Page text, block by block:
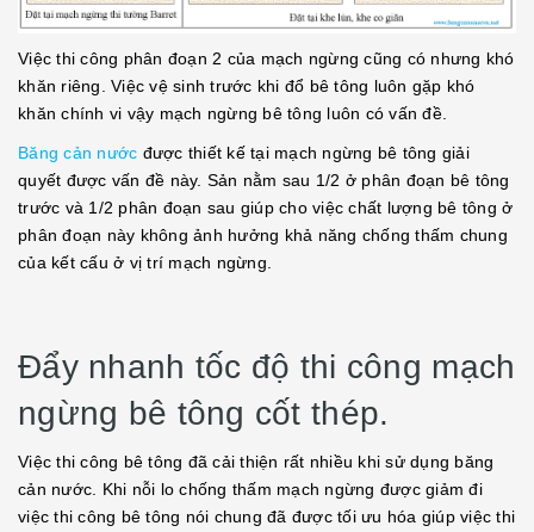
Việc thi công phân đoạn 2 của mạch ngừng cũng có nhưng khó
khăn riêng. Việc vệ sinh trước khi đổ bê tông luôn gặp khó
khăn chính vi vậy mạch ngừng bê tông luôn có vấn đề.
Băng cản nước được thiết kế tại mạch ngừng bê tông giải
quyết được vấn đề này. Sản nằm sau 1/2 ở phân đoạn bê tông
trước và 1/2 phân đoạn sau giúp cho việc chất lượng bê tông ở
phân đoạn này không ảnh hưởng khả năng chống thấm chung
của kết cấu ở vị trí mạch ngừng.
Đẩy nhanh tốc độ thi công mạch
ngừng bê tông cốt thép.
Việc thi công bê tông đã cải thiện rất nhiều khi sử dụng băng
cản nước. Khi nỗi lo chống thấm mạch ngừng được giảm đi
việc thi công bê tông nói chung đã được tối ưu hóa giúp việc thi